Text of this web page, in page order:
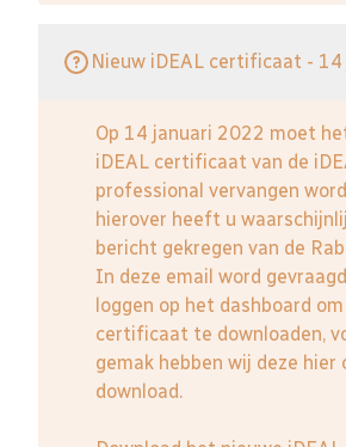
Nieuw iDEAL certificaat - 14
Op 14 januari 2022 moet
iDEAL certificaat van de
professional vervangen
hierover heeft u
bericht gekregen van de
In deze email word
loggen op het dashboard
certificaat te downloaden,
gemak hebben wij deze hier
download.